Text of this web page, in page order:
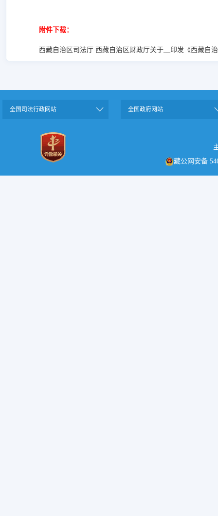
附件下载：
西藏自治区司法厅 西藏自治区财政厅关于__印发《西藏自
全国司法行政网站 全国政府网站
藏公网安备